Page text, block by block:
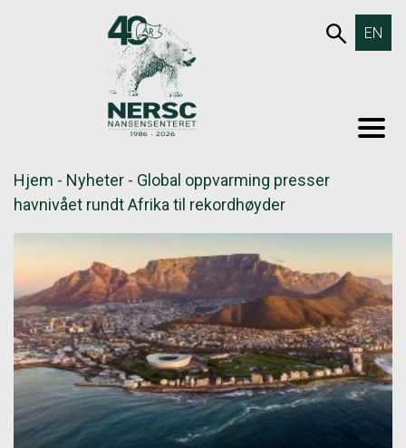
653SØK
EN
Hjem - Nyheter - Global oppvarming presser
havnivået rundt Afrika til rekordhøyder